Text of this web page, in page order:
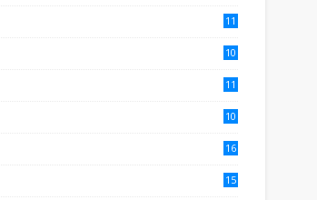
11
10
11
10
16
15